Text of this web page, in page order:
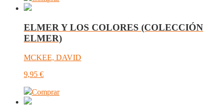
ELMER Y LOS COLORES (COLECCIÓN
ELMER)
MCKEE, DAVID
9,95 €
Comprar